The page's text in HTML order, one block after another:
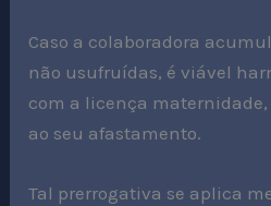
Caso a colaboradora
não usufruídas, é viável
com a licença
ao seu afastamento.
Tal prerrogativa se aplica